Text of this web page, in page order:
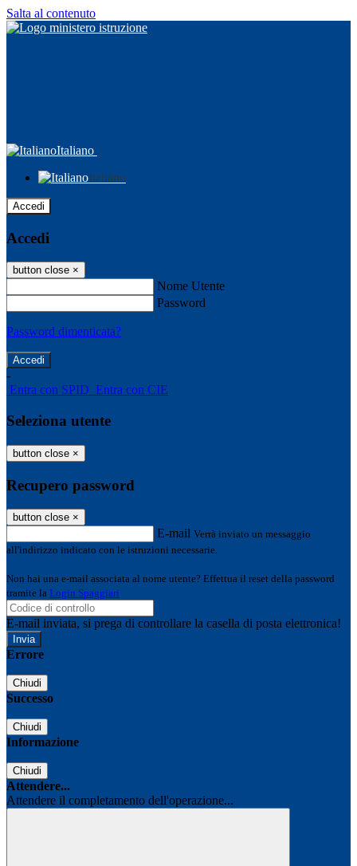
Salta al contenuto
Italiano
Italiano
Accedi
Accedi
button close ×
Nome Utente
Password
Password dimenticata?
-
Entra con SPID Entra con CIE
Seleziona utente
button close ×
Recupero password
button close ×
E-mail Verrà inviato un messaggio
all'indirizzo indicato con le istruzioni necessarie.
Non hai una e-mail associata al nome utente? Effettua il reset della password
tramite la Login Spaggiari
E-mail inviata, si prega di controllare la casella di posta elettronica!
Errore
Chiudi
Successo
Chiudi
Informazione
Chiudi
Attendere...
Attendere il completamento dell'operazione...